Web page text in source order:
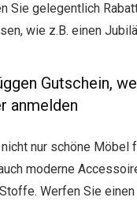
Sie gelegentlich
wie z.B. einen
Gutschein,
anmelden
nur schöne Möbel
moderne
Werfen Sie